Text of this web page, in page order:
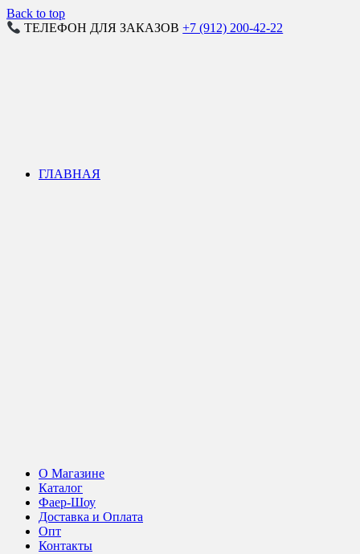
Back to top
ТЕЛЕФОН ДЛЯ ЗАКАЗОВ+7 (912) 200-42-22
ГЛАВНАЯ
О Магазине
Каталог
Фаер-Шоу
Доставка и Оплата
Опт
Контакты